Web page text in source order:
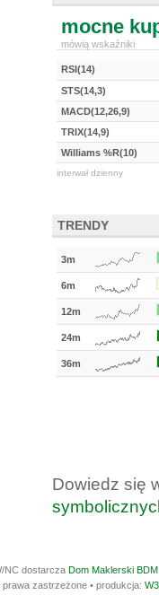
mocne
mówią wskaźniki
RSI(14)
STS(14,3)
MACD(12,26,9)
TRIX(14,9)
Williams %R(10)
interwał dzienny
TRENDY
3m
6m
12m
24m
36m
Dowiedz się
NC dostarcza Dom Maklerski
zastrzeżone • produkcja: